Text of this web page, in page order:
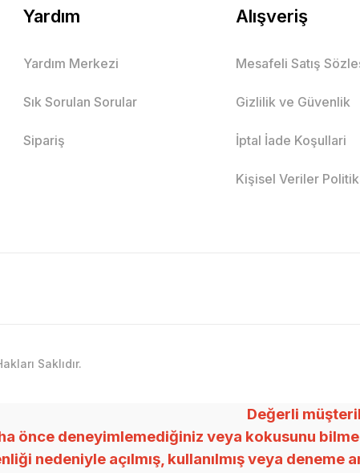
Yardım
Yardım Merkezi
Sık Sorulan Sorular
Sipariş
Alışveriş
Mesafeli Satış
Gizlilik ve Güvenlik
İptal İade Koşullari
Kişisel Veriler
Saklıdır.
Değerli
önce deneyimlemediğiniz veya kokusunu
nedeniyle açılmış, kullanılmış veya deneme